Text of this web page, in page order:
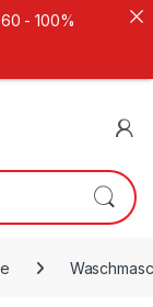
- 100%